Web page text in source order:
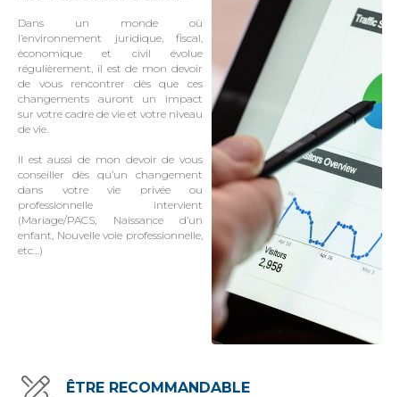
Dans un monde où
l’environnement juridique, fiscal,
économique et civil évolue
régulièrement, il est de mon devoir
de vous rencontrer dès que ces
changements auront un impact
sur votre cadre de vie et votre niveau
de vie.
Il est aussi de mon devoir de vous
conseiller dès qu’un changement
dans votre vie privée ou
professionnelle intervient
(Mariage/PACS, Naissance d’un
enfant, Nouvelle voie professionnelle,
etc…)
ÊTRE RECOMMANDABLE